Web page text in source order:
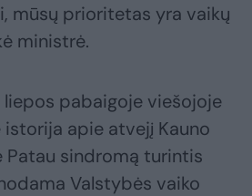
mūsų prioritetas yra vaikų
ministrė.
liepos pabaigoje viešojoje
apie atvejį Kauno
Patau sindromą turintis
Valstybės vaiko